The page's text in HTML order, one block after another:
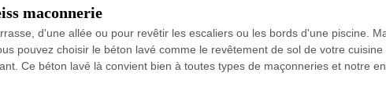
maconnerie
d'une allée ou pour revêtir les escaliers ou les bords d'une piscine.
pouvez choisir le béton lavé comme le revêtement de sol de votre
Ce béton lavé là convient bien à toutes types de maçonneries et notre